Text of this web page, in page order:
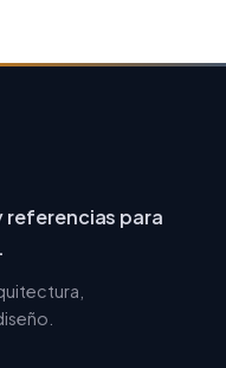
referencias para